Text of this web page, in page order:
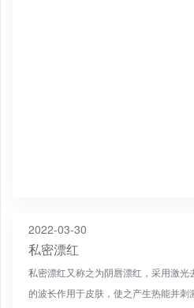
2022-03-30
私密漂红
私密漂红又称之为阴唇漂红，采用激
的波长作用于皮肤，使之产生热能并